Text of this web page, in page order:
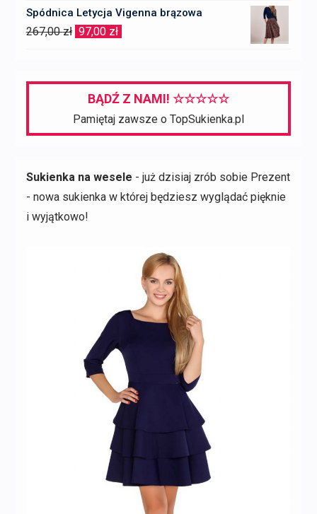
Spódnica Letycja Vigenna brązowa
267,00zł Pierwotna
267,00 zł.
97,00 zł
BĄDŹ Z NAMI! ☆☆☆☆☆
Pamiętaj zawsze o TopSukienka.pl
Sukienka na wesele - już dzisiaj zrób sobie Prezent
- nowa sukienka w której będziesz wyglądać pięknie
i wyjątkowo!